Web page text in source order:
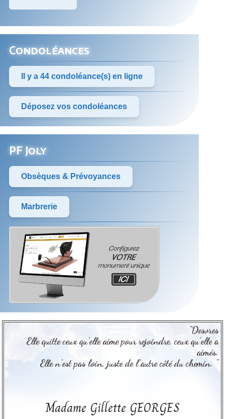
Condoléances
Il y a 44 condoléance(s) en ligne
Déposez vos condoléances
PF Joly
Obsèques & Prévoyances
Marbrerie
"Desvres
Elle quitte ceux qu’elle aime pour rejoindre, ceux qu’elle a
aimés.
Elle n’est pas loin, juste de l’autre côté du chemin. "
Madame Gillette GEORGES